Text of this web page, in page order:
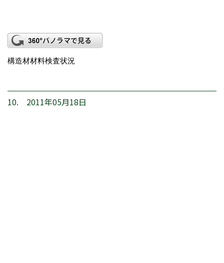
構造材材料検査状況
10. 2011年05月18日